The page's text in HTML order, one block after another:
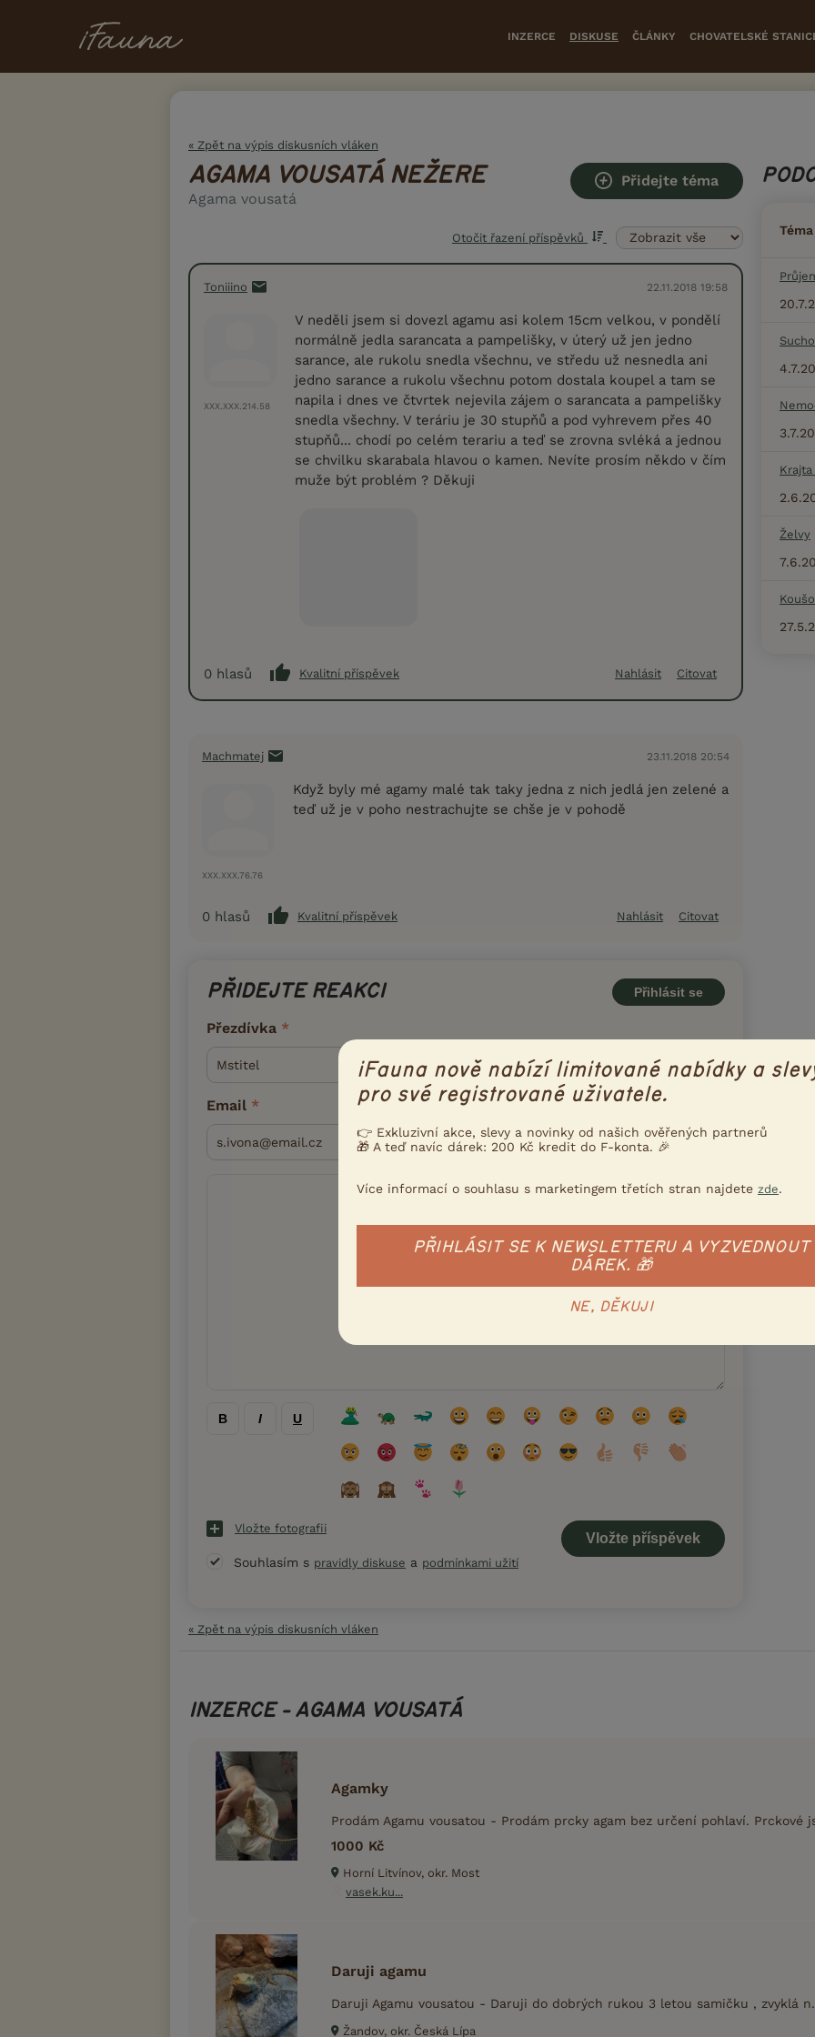
INZERCE DISKUSE ČLÁNKY CHOVATELSKÉ
« Zpět na výpis diskusních vláken
AGAMA VOUSATÁ NEŽERE
Agama vousatá
Přidejte téma
Otočit řazení příspěvků
Toniiino 22.11.2018 19:58
XXX.XXX.214.58
V neděli jsem si dovezl agamu asi kolem 15cm velkou, v pondělí
normálně jedla sarancata a pampelišky, v úterý už jen jedno
sarance, ale rukolu snedla všechnu, ve středu už nesnedla ani
jedno sarance a rukolu všechnu potom dostala koupel a tam se
napila i dnes ve čtvrtek nejevila zájem o sarancata a pampelišky
snedla všechny. V teráriu je 30 stupňů a pod vyhrevem přes 40
stupňů... chodí po celém terariu a teď se zrovna svléká a jednou
se chvilku skarabala hlavou o kamen. Nevíte prosím někdo v čím
muže být problém ? Děkuji
0 hlasů Kvalitní příspěvek Nahlásit Citovat
Machmatej 23.11.2018 20:54
XXX.XXX.76.76
Když byly mé agamy malé tak taky jedna z nich jedlá jen zelené a
teď už je v poho nestrachujte se chše je v pohodě
0 hlasů Kvalitní příspěvek Nahlásit Citovat
PŘIDEJTE REAKCI Přihlásit se
Přezdívka
Email
B I U
Vložte fotografii
Souhlasím s pravidly diskuse a podmínkami užití
« Zpět na výpis diskusních vláken
Téma
Želvy
INZERCE - AGAMA VOUSATÁ
Agamky
Prodám Agamu vousatou - Prodám prcky agam bez určení pohlaví. Prckové
1000 Kč
Horní Litvínov, okr. Most
vasek.ku...
Daruji agamu
Daruji Agamu vousatou - Daruji do dobrých rukou 3 letou samičku , zvyklá
Žandov, okr. Česká Lípa
iFauna nově nabízí limitované nabídky a
pro své registrované uživatele.
👉 Exkluzivní akce, slevy a novinky od našich ověřených partnerů
🎁 A teď navíc dárek: 200 Kč kredit do F-konta. 🎉
Více informací o souhlasu s marketingem třetích stran najdete zde.
PŘIHLÁSIT SE K NEWSLETTERU A VYZVEDNOUT
DÁREK. 🎁
NE, DĚKUJI